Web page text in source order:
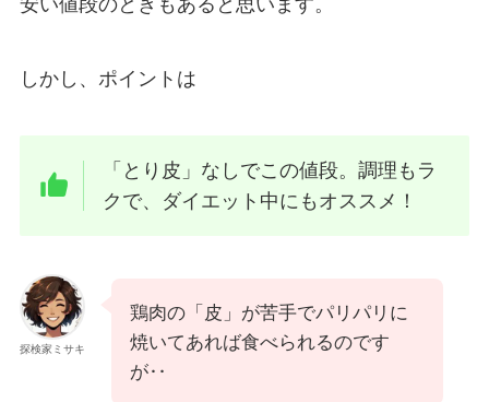
安い値段のときもあると思います。
しかし、ポイントは
「とり皮」なしでこの値段。調理もラ
クで、ダイエット中にもオススメ！
探検家ミサキ
鶏肉の「皮」が苦手でパリパリに
焼いてあれば食べられるのです
が‥